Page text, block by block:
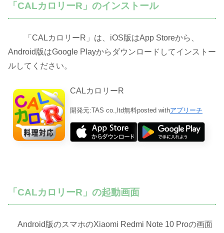
「CALカロリーR」のインストール
「CALカロリーR」は、iOS版はApp Storeから、
Android版はGoogle Playからダウンロードしてインストー
ルしてください。
CALカロリーR
開発元:TAS co.,ltd無料posted withアプリーチ
「CALカロリーR」の起動画面
Android版のスマホのXiaomi Redmi Note 10 Proの画面